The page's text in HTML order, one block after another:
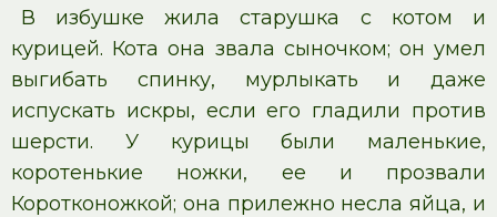
В избушке жила старушка с котом и
курицей. Кота она звала сыночком; он умел
выгибать спинку, мурлыкать и даже
испускать искры, если его гладили против
шерсти. У курицы были маленькие,
коротенькие ножки, ее и прозвали
Коротконожкой; она прилежно несла яйца, и